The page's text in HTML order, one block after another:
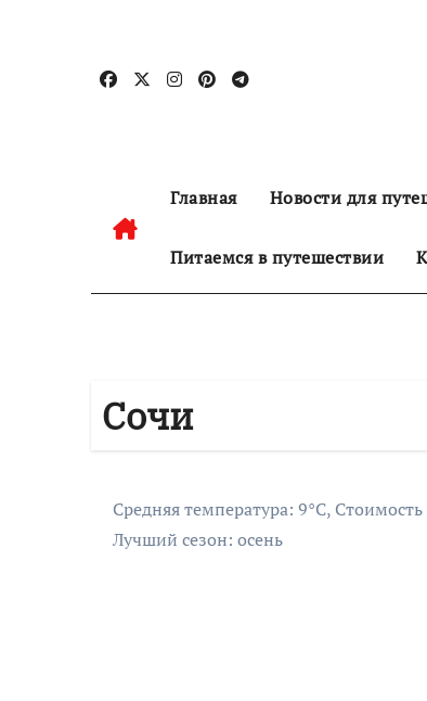
содержанию
Главная Новости для
Питаемся в путешествии
Сочи
Средняя температура: 9°C,
Лучший сезон: осень